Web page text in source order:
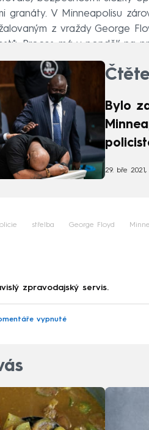
granáty. V Minneapolisu
z vraždy George
Proces má v pondělí na
Bylo
29. bře 2021,
střelba George Floyd
zpravodajský servis.
vypnuté